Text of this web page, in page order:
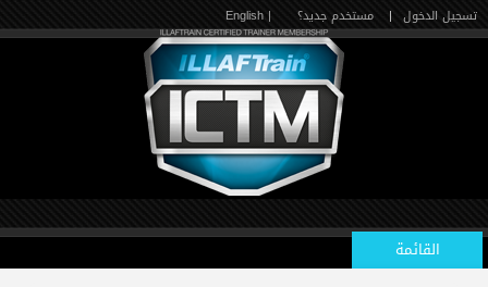
تسجيل الدخول | مستخدم جديد؟ | English
القائمة